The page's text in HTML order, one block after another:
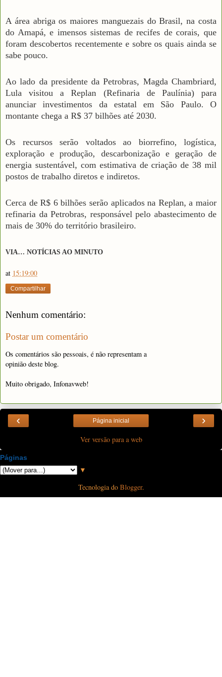
A área abriga os maiores manguezais do Brasil, na costa
do Amapá, e imensos sistemas de recifes de corais, que
foram descobertos recentemente e sobre os quais ainda se
sabe pouco.
Ao lado da presidente da Petrobras, Magda Chambriard,
Lula visitou a Replan (Refinaria de Paulínia) para
anunciar investimentos da estatal em São Paulo. O
montante chega a R$ 37 bilhões até 2030.
Os recursos serão voltados ao biorrefino, logística,
exploração e produção, descarbonização e geração de
energia sustentável, com estimativa de criação de 38 mil
postos de trabalho diretos e indiretos.
Cerca de R$ 6 bilhões serão aplicados na Replan, a maior
refinaria da Petrobras, responsável pelo abastecimento de
mais de 30% do território brasileiro.
VIA… NOTÍCIAS AO MINUTO
at 15:19:00
Compartilhar
Nenhum comentário:
Postar um comentário
Os comentários são pessoais, é não representam a
opinião deste blog.
Muito obrigado, Infonavweb!
‹ ›
Página inicial
Ver versão para a web
Páginas
▼
Tecnologia do Blogger.